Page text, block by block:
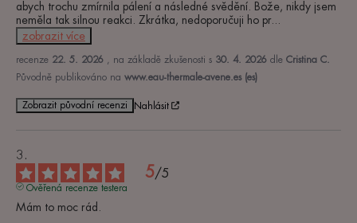
abych trochu zmírnila pálení a následné svědění. Bože, nikdy jsem
neměla tak silnou reakci. Zkrátka, nedoporučuji ho pr...
zobrazit více
recenze 22. 5. 2026 , na základě zkušenosti s 30. 4. 2026 dle Cristina C.
Původně publikováno na www.eau-thermale-avene.es (es)
Zobrazit původní recenzi Nahlásit
5/5
Ověřená recenze testera
Mám to moc rád.